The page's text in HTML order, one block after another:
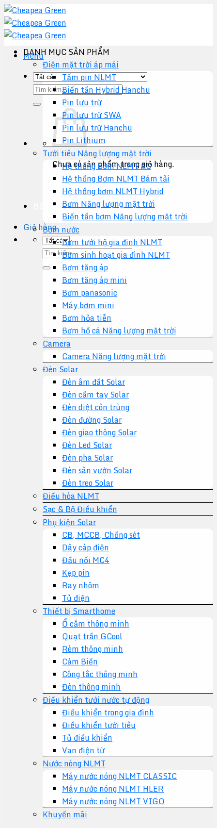
Chuyển
đến
nội
dung
Menu
Tìm
kiếm:
Chưa có sản phẩm trong giỏ hàng.
Quay trở lại cửa hàng
Báo giá +
Giỏ hàng
Tìm
kiếm:
DANH MỤC SẢN PHẨM
Điện mặt trời áp mái
Tấm pin NLMT
Biến tần Hybrid Hanchu
Pin lưu trữ
Pin lưu trữ SWA
Pin lưu trữ Hanchu
Pin Lithium
Tưới tiêu Năng lượng mặt trời
Hệ thống Bơm NLMT AC
Hệ thống Bơm NLMT Bám tải
Hệ thống bơm NLMT Hybrid
Bơm Năng lượng mặt trời
Biến tần bơm Năng lượng mặt trời
Bơm nước
Bơm tưới hộ gia đình NLMT
Bơm sinh hoạt gia đình NLMT
Bơm tăng áp
Bơm tăng áp mini
Bơm panasonic
Máy bơm mini
Bơm hỏa tiễn
Bơm hồ cá Năng lượng mặt trời
Camera
Camera Năng lượng mặt trời
Đèn Solar
Đèn âm đất Solar
Đèn cầm tay Solar
Đèn diệt côn trùng
Đèn đường Solar
Đèn giao thông Solar
Đèn Led Solar
Đèn pha Solar
Đèn sân vườn Solar
Đèn treo Solar
Điều hòa NLMT
Sạc & Bộ Điều khiển
Phụ kiện Solar
CB, MCCB, Chống sét
Dây cáp điện
Đầu nối MC4
Kẹp pin
Ray nhôm
Tủ điện
Thiết bị Smarthome
Ổ cắm thông minh
Quạt trần GCool
Rèm thông minh
Cảm Biến
Công tắc thông minh
Đèn thông minh
Điều khiển tưới nước tự động
Điều khiển trong gia đình
Điều khiển tưới tiêu
Tủ điều khiển
Van điện từ
Nước nóng NLMT
Máy nước nóng NLMT CLASSIC
Máy nước nóng NLMT HLER
Máy nước nóng NLMT VIGO
Khuyến mãi